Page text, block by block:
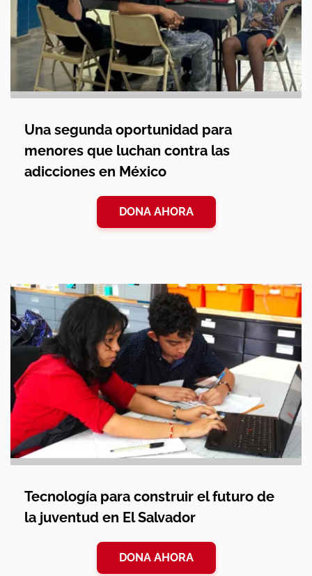
Una segunda oportunidad para
menores que luchan contra las
adicciones en México
DONA AHORA
Tecnología para construir el futuro de
la juventud en El Salvador
DONA AHORA